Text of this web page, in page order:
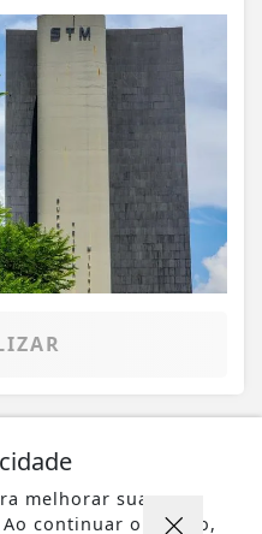
2026 podem
melhorar sua
continuar o acesso,